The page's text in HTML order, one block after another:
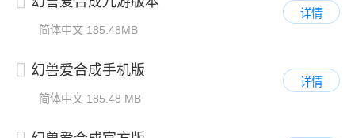
简体中文 185.48MB
详情
幻兽爱合成手机版
简体中文 185.48 MB
详情